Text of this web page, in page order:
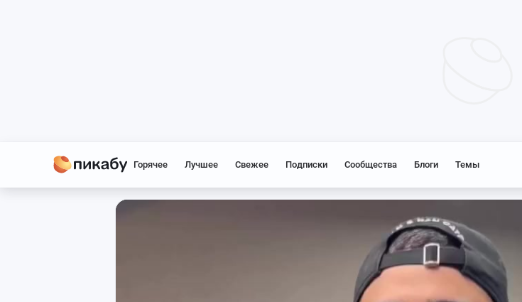
Горячее Лучшее Свежее Подписки Сообщества Блоги Темы